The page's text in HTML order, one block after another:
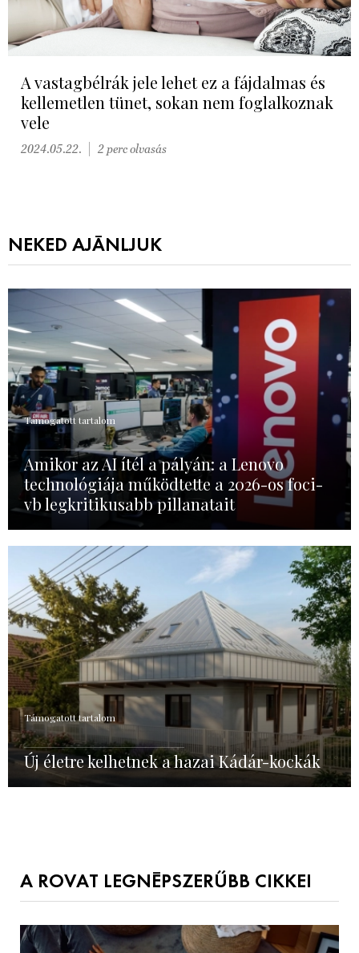
A vastagbélrák jele lehet ez a fájdalmas és
kellemetlen tünet, sokan nem foglalkoznak
vele
2024.05.22. 2 perc olvasás
NEKED AJÁNLJUK
Támogatott tartalom
Amikor az AI ítél a pályán: a Lenovo
technológiája működtette a 2026-os foci-
vb legkritikusabb pillanatait
Támogatott tartalom
Új életre kelhetnek a hazai Kádár-kockák
A ROVAT LEGNÉPSZERŰBB CIKKEI